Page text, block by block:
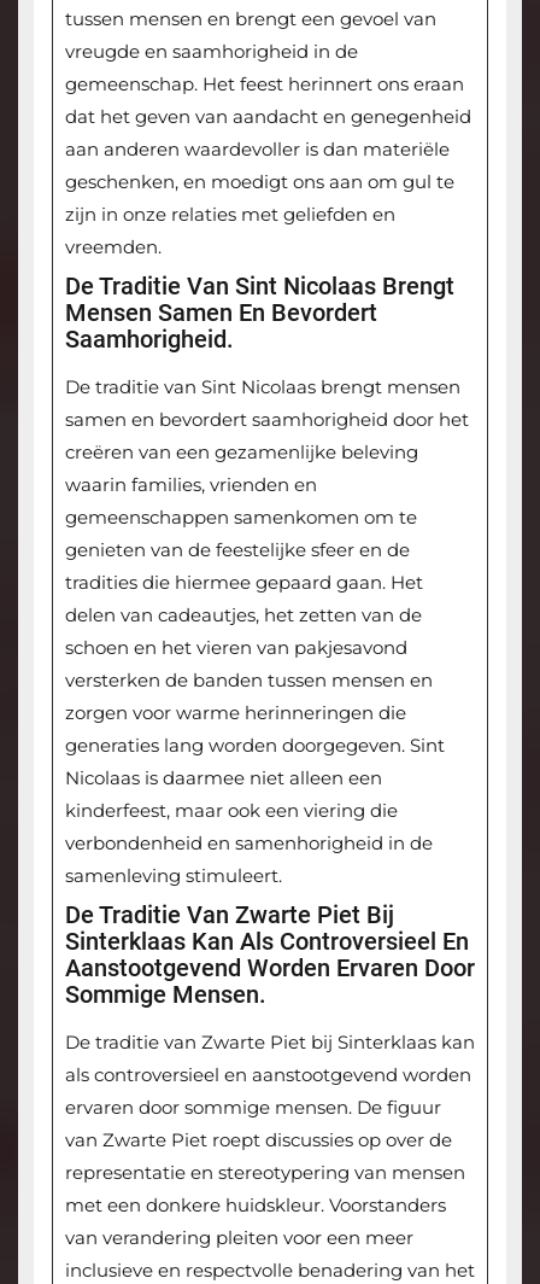
tussen mensen en brengt een gevoel van
vreugde en saamhorigheid in de
gemeenschap. Het feest herinnert ons eraan
dat het geven van aandacht en genegenheid
aan anderen waardevoller is dan materiële
geschenken, en moedigt ons aan om gul te
zijn in onze relaties met geliefden en
vreemden.
De Traditie Van Sint Nicolaas Brengt
Mensen Samen En Bevordert
Saamhorigheid.
De traditie van Sint Nicolaas brengt mensen
samen en bevordert saamhorigheid door het
creëren van een gezamenlijke beleving
waarin families, vrienden en
gemeenschappen samenkomen om te
genieten van de feestelijke sfeer en de
tradities die hiermee gepaard gaan. Het
delen van cadeautjes, het zetten van de
schoen en het vieren van pakjesavond
versterken de banden tussen mensen en
zorgen voor warme herinneringen die
generaties lang worden doorgegeven. Sint
Nicolaas is daarmee niet alleen een
kinderfeest, maar ook een viering die
verbondenheid en samenhorigheid in de
samenleving stimuleert.
De Traditie Van Zwarte Piet Bij
Sinterklaas Kan Als Controversieel En
Aanstootgevend Worden Ervaren Door
Sommige Mensen.
De traditie van Zwarte Piet bij Sinterklaas kan
als controversieel en aanstootgevend worden
ervaren door sommige mensen. De figuur
van Zwarte Piet roept discussies op over de
representatie en stereotypering van mensen
met een donkere huidskleur. Voorstanders
van verandering pleiten voor een meer
inclusieve en respectvolle benadering van het